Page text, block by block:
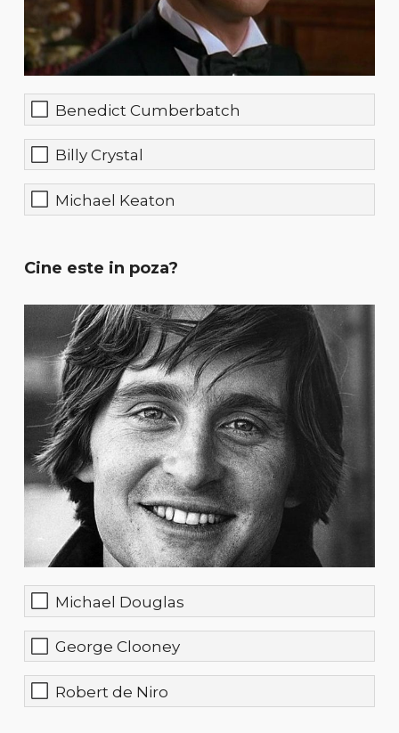
Benedict Cumberbatch
Billy Crystal
Michael Keaton
Cine este in poza?
Michael Douglas
George Clooney
Robert de Niro